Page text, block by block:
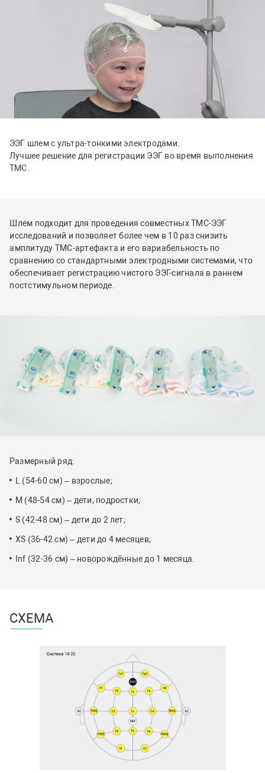
ЭЭГ шлем с ультра-тонкими электродами.
Лучшее решение для регистрации ЭЭГ во время выполнения
ТМС.
Шлем подходит для проведения совместных ТМС-ЭЭГ
исследований и позволяет более чем в 10 раз снизить
амплитуду ТМС-артефакта и его вариабельность по
сравнению со стандартными электродными системами, что
обеспечивает регистрацию чистого ЭЭГ-сигнала в раннем
постстимульном периоде.
Размерный ряд:
L (54-60 см) – взрослые;
M (48-54 см) – дети, подростки;
S (42-48 см) – дети до 2 лет;
XS (36-42 см) – дети до 4 месяцев;
Inf (32-36 см) – новорождённые до 1 месяца.
СХЕМА